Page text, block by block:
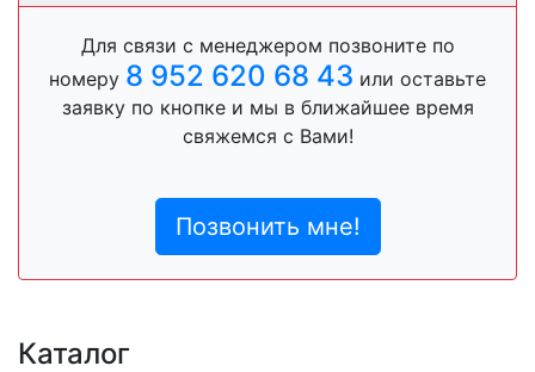
Для связи с менеджером позвоните по
номеру 8 952 620 68 43 или оставьте
заявку по кнопке и мы в ближайшее время
свяжемся с Вами!
Позвонить мне!
Каталог